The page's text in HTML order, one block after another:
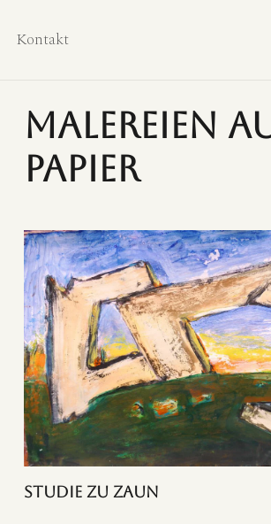
Kontakt
Malereien
Papier
Studie zu Zaun